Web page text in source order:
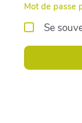
Mot de passe
Se